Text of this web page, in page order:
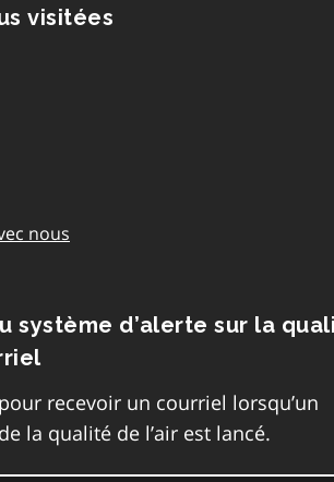
visitées
nous
système d’alerte sur la
recevoir un courriel lorsqu’un
la qualité de l’air est lancé.